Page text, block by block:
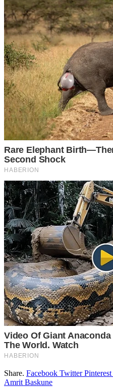
Share. Facebook Twitter Pinterest
Amrit Baskune